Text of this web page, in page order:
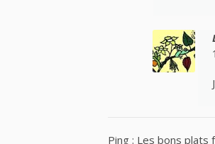
Ping : Les bons plats